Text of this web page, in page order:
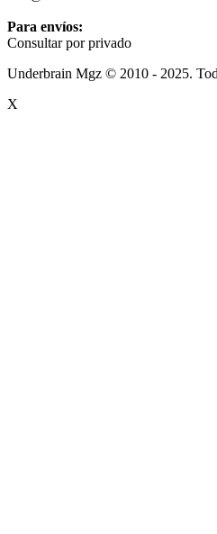
Para envíos:
Consultar por privado
Underbrain Mgz © 2010 - 2025.
X